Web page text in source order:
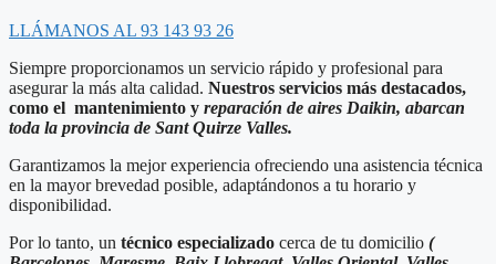
LLÁMANOS AL 93 143 93 26
Siempre proporcionamos un servicio rápido y profesional para
asegurar la más alta calidad. Nuestros servicios más destacados,
como el mantenimiento y reparación de aires Daikin, abarcan
toda la provincia de Sant Quirze Valles.
Garantizamos la mejor experiencia ofreciendo una asistencia técnica
en la mayor brevedad posible, adaptándonos a tu horario y
disponibilidad.
Por lo tanto, un técnico especializado cerca de tu domicilio (